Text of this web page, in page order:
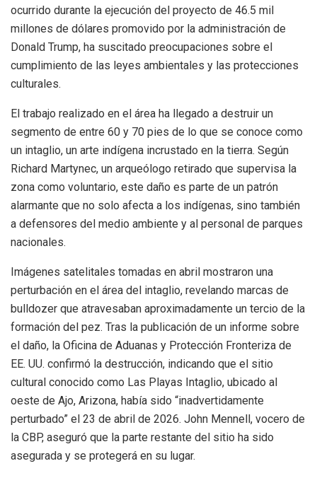
ocurrido durante la ejecución del proyecto de 46.5 mil
millones de dólares promovido por la administración de
Donald Trump, ha suscitado preocupaciones sobre el
cumplimiento de las leyes ambientales y las protecciones
culturales.
El trabajo realizado en el área ha llegado a destruir un
segmento de entre 60 y 70 pies de lo que se conoce como
un intaglio, un arte indígena incrustado en la tierra. Según
Richard Martynec, un arqueólogo retirado que supervisa la
zona como voluntario, este daño es parte de un patrón
alarmante que no solo afecta a los indígenas, sino también
a defensores del medio ambiente y al personal de parques
nacionales.
Imágenes satelitales tomadas en abril mostraron una
perturbación en el área del intaglio, revelando marcas de
bulldozer que atravesaban aproximadamente un tercio de la
formación del pez. Tras la publicación de un informe sobre
el daño, la Oficina de Aduanas y Protección Fronteriza de
EE. UU. confirmó la destrucción, indicando que el sitio
cultural conocido como Las Playas Intaglio, ubicado al
oeste de Ajo, Arizona, había sido “inadvertidamente
perturbado” el 23 de abril de 2026. John Mennell, vocero de
la CBP, aseguró que la parte restante del sitio ha sido
asegurada y se protegerá en su lugar.